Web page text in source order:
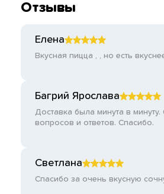
Отзывы
Елена
Вкусная пицца , , но есть
Багрий Ярослава
Доставка была минута в
вопросов и ответов. Спасибо.
Светлана
Спасибо за очень вкусную